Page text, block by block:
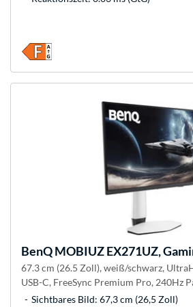
BenQMOBIUZ EX271UZ,
67.3 cm (26.5 Zoll), weiß/schwarz,
USB-C, FreeSync Premium Pro, 240Hz
Sichtbares Bild: 67,3 cm (26,5 Zoll)